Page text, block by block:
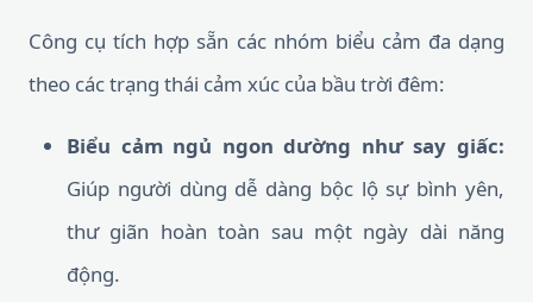
Công cụ tích hợp sẵn các nhóm biểu cảm đa dạng
theo các trạng thái cảm xúc của bầu trời đêm:
Biểu cảm ngủ ngon dường như say giấc:
Giúp người dùng dễ dàng bộc lộ sự bình yên,
thư giãn hoàn toàn sau một ngày dài năng
động.